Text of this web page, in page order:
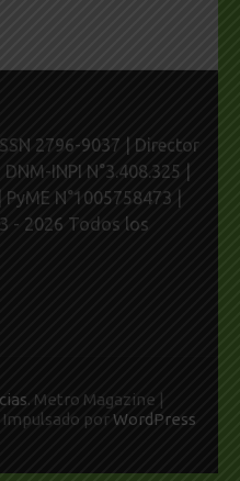
2796-9037 | Director
INPI N°3.408.325 |
N°1005758473 |
- 2026 Todos los
. Metro Magazine |
Impulsado por WordPress